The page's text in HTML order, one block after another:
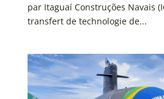
par Itaguaí Construções Navais
transfert de technologie de...